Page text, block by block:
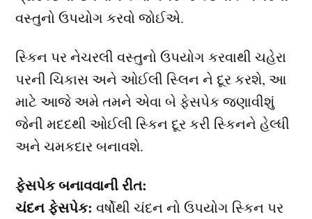
વસ્તુનો ઉપયોગ કરવો જોઈએ.
સ્કિન પર નેચરલી વસ્તુનો ઉપયોગ કરવાથી ચહેરા
પરની ચિકાસ અને ઓઈલી સ્લિન ને દૂર કરશે, આ
માટે આજે અમે તમને એવા બે ફેસપેક જણાવીશું
જેની મદદથી ઓઈલી સ્કિન દૂર કરી સ્કિનને હેલ્ધી
અને ચમકદાર બનાવશે.
ફેસપેક બનાવવાની રીત:
ચંદન ફેસપેક: વર્ષોથી ચંદન નો ઉપયોગ સ્કિન પર